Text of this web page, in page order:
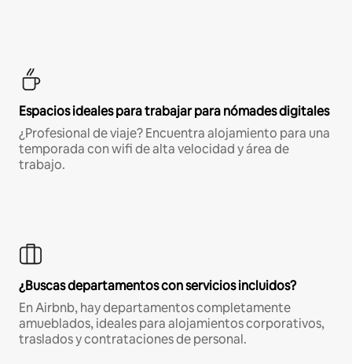
Espacios ideales para trabajar para nómades digitales
¿Profesional de viaje? Encuentra alojamiento para una
temporada con wifi de alta velocidad y área de
trabajo.
¿Buscas departamentos con servicios incluidos?
En Airbnb, hay departamentos completamente
amueblados, ideales para alojamientos corporativos,
traslados y contrataciones de personal.